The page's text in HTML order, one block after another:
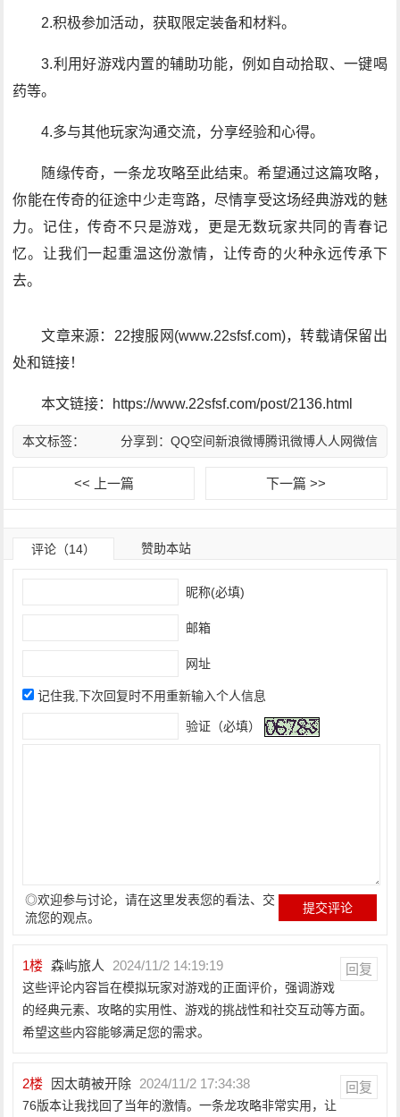
2.积极参加活动，获取限定装备和材料。
3.利用好游戏内置的辅助功能，例如自动拾取、一键喝
药等。
4.多与其他玩家沟通交流，分享经验和心得。
随缘传奇，一条龙攻略至此结束。希望通过这篇攻略，
你能在传奇的征途中少走弯路，尽情享受这场经典游戏的魅
力。记住，传奇不只是游戏，更是无数玩家共同的青春记
忆。让我们一起重温这份激情，让传奇的火种永远传承下
去。
文章来源：22搜服网(www.22sfsf.com)，转载请保留出
处和链接！
本文链接：https://www.22sfsf.com/post/2136.html
分享到： QQ空间新浪微博腾讯微博人人网微信
本文标签：
<< 上一篇 下一篇 >>
评论（14） 赞助本站
昵称(必填)
邮箱
网址
记住我,下次回复时不用重新输入个人信息
验证（必填）
◎欢迎参与讨论，请在这里发表您的看法、交
流您的观点。
1楼 森屿旅人 2024/11/2 14:19:19 回复
这些评论内容旨在模拟玩家对游戏的正面评价，强调游戏
的经典元素、攻略的实用性、游戏的挑战性和社交互动等方面。
希望这些内容能够满足您的需求。
2楼 因太萌被开除 2024/11/2 17:34:38 回复
76版本让我找回了当年的激情。一条龙攻略非常实用，让